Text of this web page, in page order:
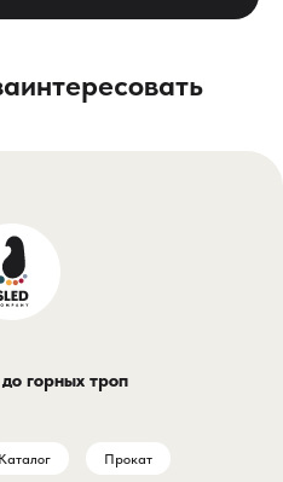
горных троп
Каталог Прокат